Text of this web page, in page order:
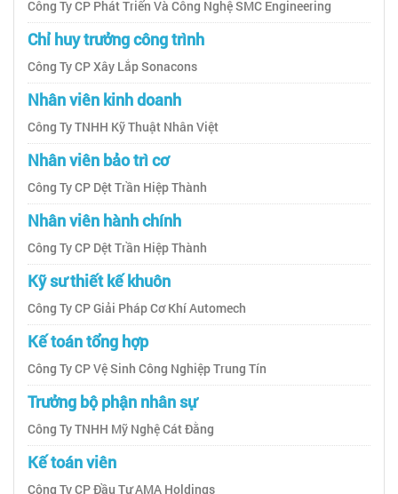
Công Ty CP Phát Triển Và Công Nghệ SMC Engineering
Chỉ huy trưởng công trình
Công Ty CP Xây Lắp Sonacons
Nhân viên kinh doanh
Công Ty TNHH Kỹ Thuật Nhân Việt
Nhân viên bảo trì cơ
Công Ty CP Dệt Trần Hiệp Thành
Nhân viên hành chính
Công Ty CP Dệt Trần Hiệp Thành
Kỹ sư thiết kế khuôn
Công Ty CP Giải Pháp Cơ Khí Automech
Kế toán tổng hợp
Công Ty CP Vệ Sinh Công Nghiệp Trung Tín
Trưởng bộ phận nhân sự
Công Ty TNHH Mỹ Nghệ Cát Đằng
Kế toán viên
Công Ty CP Đầu Tư AMA Holdings